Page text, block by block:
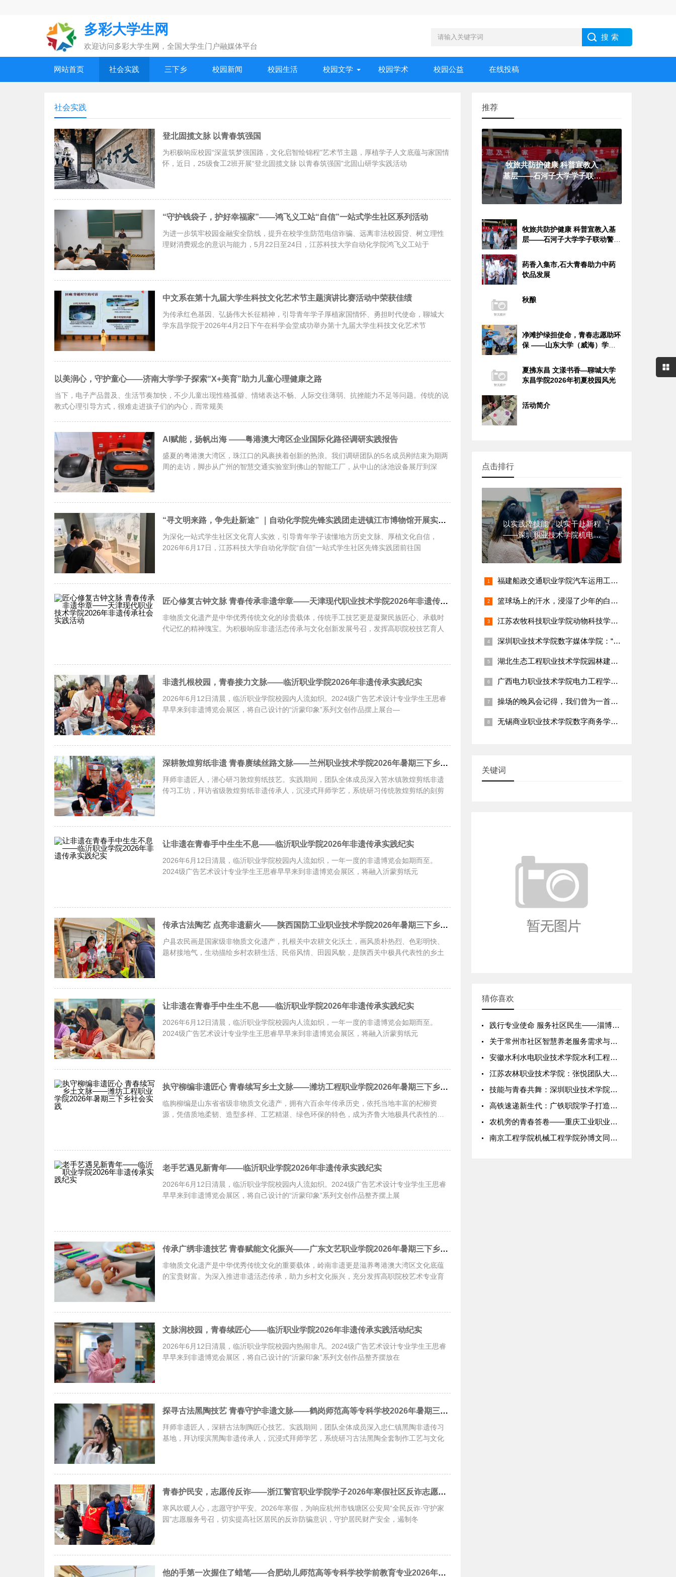
多彩大学生网
欢迎访问多彩大学生网，全国大学生门户融媒体平台
网站首页 社会实践 三下乡 校园新闻 校园生活 校园文学 校园学术 校园公益 在线投稿
社会实践
登北固揽文脉 以青春筑强国
为积极响应校园“深蓝筑梦强国路，文化启智绘锦程”艺术节主题，厚植学子人文底蕴与家国情
怀，近日，25级食工2班开展“登北固揽文脉 以青春筑强国”北固山研学实践活动
“守护钱袋子，护好幸福家”——鸿飞义工站“自信”一站式学生社区系列活动
为进一步筑牢校园金融安全防线，提升在校学生防范电信诈骗、远离非法校园贷、树立理性
理财消费观念的意识与能力，5月22日至24日，江苏科技大学自动化学院鸿飞义工站于
中文系在第十九届大学生科技文化艺术节主题演讲比赛活动中荣获佳绩
为传承红色基因、弘扬伟大长征精神，引导青年学子厚植家国情怀、勇担时代使命，聊城大
学东昌学院于2026年4月2日下午在科学会堂成功举办第十九届大学生科技文化艺术节
以美润心，守护童心——济南大学学子探索“X+美育”助力儿童心理健康之路
当下，电子产品普及、生活节奏加快，不少儿童出现性格孤僻、情绪表达不畅、人际交往薄弱、抗挫能力不足等问题。传统的说
教式心理引导方式，很难走进孩子们的内心，而常规美
AI赋能，扬帆出海 ——粤港澳大湾区企业国际化路径调研实践报告
盛夏的粤港澳大湾区，珠江口的风裹挟着创新的热浪。我们调研团队的5名成员刚结束为期两
周的走访，脚步从广州的智慧交通实验室到佛山的智能工厂，从中山的泳池设备展厅到深
“寻文明来路，争先赴新途” ｜自动化学院先锋实践团走进镇江市博物馆开展实践研学
为深化一站式学生社区文化育人实效，引导青年学子读懂地方历史文脉、厚植文化自信，
2026年6月17日，江苏科技大学自动化学院“自信”一站式学生社区先锋实践团前往国
匠心修复古钟文脉 青春传承非遗华章——天津现代职业技术学院2026年非遗传承社会实践活动
非物质文化遗产是中华优秀传统文化的珍贵载体，传统手工技艺更是凝聚民族匠心、承载时
代记忆的精神瑰宝。为积极响应非遗活态传承与文化创新发展号召，发挥高职院校技艺育人
非遗扎根校园，青春接力文脉——临沂职业学院2026年非遗传承实践纪实
2026年6月12日清晨，临沂职业学院校园内人流如织。2024级广告艺术设计专业学生王思睿
早早来到非遗博览会展区，将自己设计的“沂蒙印象”系列文创作品摆上展台—
深耕敦煌剪纸非遗 青春赓续丝路文脉——兰州职业技术学院2026年暑期三下乡社会实践活动
拜师非遗匠人，潜心研习敦煌剪纸技艺。实践期间，团队全体成员深入苦水镇敦煌剪纸非遗
传习工坊，拜访省级敦煌剪纸非遗传承人，沉浸式拜师学艺，系统研习传统敦煌剪纸的刻剪
让非遗在青春手中生生不息——临沂职业学院2026年非遗传承实践纪实
2026年6月12日清晨，临沂职业学院校园内人流如织，一年一度的非遗博览会如期而至。
2024级广告艺术设计专业学生王思睿早早来到非遗博览会展区，将融入沂蒙剪纸元
传承古法陶艺 点亮非遗薪火——陕西国防工业职业技术学院2026年暑期三下乡社会实践
户县农民画是国家级非物质文化遗产，扎根关中农耕文化沃土，画风质朴热烈、色彩明快、
题材接地气，生动描绘乡村农耕生活、民俗风情、田园风貌，是陕西关中极具代表性的乡土
让非遗在青春手中生生不息——临沂职业学院2026年非遗传承实践纪实
2026年6月12日清晨，临沂职业学院校园内人流如织，一年一度的非遗博览会如期而至。
2024级广告艺术设计专业学生王思睿早早来到非遗博览会展区，将融入沂蒙剪纸元
执守柳编非遗匠心 青春续写乡土文脉——潍坊工程职业学院2026年暑期三下乡社会实践
临朐柳编是山东省省级非物质文化遗产，拥有六百余年传承历史，依托当地丰富的杞柳资
源，凭借质地柔韧、造型多样、工艺精湛、绿色环保的特色，成为齐鲁大地极具代表性的传
老手艺遇见新青年——临沂职业学院2026年非遗传承实践纪实
2026年6月12日清晨，临沂职业学院校园内人流如织。2024级广告艺术设计专业学生王思睿
早早来到非遗博览会展区，将自己设计的“沂蒙印象”系列文创作品整齐摆上展
传承广绣非遗技艺 青春赋能文化振兴——广东文艺职业学院2026年暑期三下乡社会实践活动
非物质文化遗产是中华优秀传统文化的重要载体，岭南非遗更是滋养粤港澳大湾区文化底蕴
的宝贵财富。为深入推进非遗活态传承，助力乡村文化振兴，充分发挥高职院校艺术专业育
文脉润校园，青春续匠心——临沂职业学院2026年非遗传承实践活动纪实
2026年6月12日清晨，临沂职业学院校园内热闹非凡。2024级广告艺术设计专业学生王思睿
早早来到非遗博览会展区，将自己设计的“沂蒙印象”系列文创作品整齐摆放在
探寻古法黑陶技艺 青春守护非遗文脉——鹤岗师范高等专科学校2026年暑期三下乡社会实践活动
拜师非遗匠人，深耕古法制陶匠心技艺。实践期间，团队全体成员深入忠仁镇黑陶非遗传习
基地，拜访绥滨黑陶非遗传承人，沉浸式拜师学艺，系统研习古法黑陶全套制作工艺与文化
青春护民安，志愿传反诈——浙江警官职业学院学子2026年寒假社区反诈志愿活动纪实
寒风吹暖人心，志愿守护平安。2026年寒假，为响应杭州市钱塘区公安局“全民反诈·守护家
园”志愿服务号召，切实提高社区居民的反诈防骗意识，守护居民财产安全，遏制冬
他的手第一次握住了蜡笔——合肥幼儿师范高等专科学校学前教育专业2026年寒假留守儿童帮扶纪实
推荐
牧旅共防护健康 科普宣教入
基层——石河子大学学子联动
警务力量
牧旅共防护健康 科普宣教入基
层——石河子大学学子联动警务
药香入集市,石大青春助力中药
饮品发展
秋酿
净滩护绿担使命，青春志愿助环
保 ——山东大学（威海）学子
夏拂东昌 文漾书香—聊城大学
东昌学院2026年初夏校园风光
活动简介
点击排行
以实践淬技能，以实干赴新程
——深圳职业技术学院机电一
体化技术
福建船政交通职业学院汽车运用工程系：“乡村新能源汽车维修保养
篮球场上的汗水，浸湿了少年的白衬衫
江苏农牧科技职业学院动物科技学院：陈雨欣团队打造校园畜牧科技
深圳职业技术学院数字媒体学院：“乡村短视频创作与直播带货技能
湖北生态工程职业技术学院园林建工学院：“乡村古树名木保护与生
广西电力职业技术学院电力工程学院：“乡村电网线路巡检与安全用
操场的晚风会记得，我们曾为一首诗争论到天明
无锡商业职业技术学院数字商务学院：“乡村直播电商运营指导与特
关键词
猜你喜欢
践行专业使命 服务社区民生——淄博职业学院护理专业寒假实践活
关于常州市社区智慧养老服务需求与应用现状的调研报告
安徽水利水电职业技术学院水利工程学院：赵宇团队暑期霍邱水利帮
江苏农林职业技术学院：张悦团队大学生实践调研 —— 乡村直播
技能与青春共舞：深圳职业技术学院校园生活全景纪实
高铁速递新生代：广铁职院学子打造无接触配送服务网
农机旁的青春答卷——重庆工业职业技术学院暑期三下乡实践纪实
南京工程学院机械工程学院孙博文同学发明的“智能垃圾分类回收装